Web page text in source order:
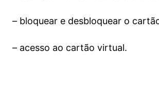
– bloquear e desbloquear o
– acesso ao cartão virtual.